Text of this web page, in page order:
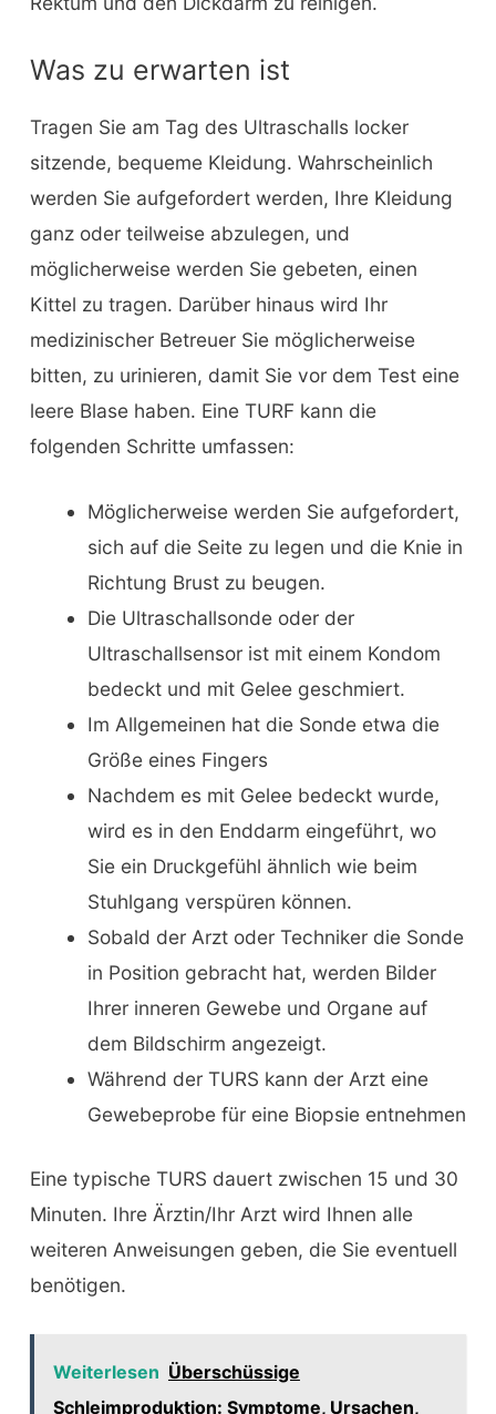
Was zu erwarten ist
Tragen Sie am Tag des Ultraschalls locker
sitzende, bequeme Kleidung. Wahrscheinlich
werden Sie aufgefordert werden, Ihre Kleidung
ganz oder teilweise abzulegen, und
möglicherweise werden Sie gebeten, einen
Kittel zu tragen. Darüber hinaus wird Ihr
medizinischer Betreuer Sie möglicherweise
bitten, zu urinieren, damit Sie vor dem Test eine
leere Blase haben. Eine TURF kann die
folgenden Schritte umfassen:
Möglicherweise werden Sie aufgefordert,
sich auf die Seite zu legen und die Knie in
Richtung Brust zu beugen.
Die Ultraschallsonde oder der
Ultraschallsensor ist mit einem Kondom
bedeckt und mit Gelee geschmiert.
Im Allgemeinen hat die Sonde etwa die
Größe eines Fingers
Nachdem es mit Gelee bedeckt wurde,
wird es in den Enddarm eingeführt, wo
Sie ein Druckgefühl ähnlich wie beim
Stuhlgang verspüren können.
Sobald der Arzt oder Techniker die Sonde
in Position gebracht hat, werden Bilder
Ihrer inneren Gewebe und Organe auf
dem Bildschirm angezeigt.
Während der TURS kann der Arzt eine
Gewebeprobe für eine Biopsie entnehmen
Eine typische TURS dauert zwischen 15 und 30
Minuten. Ihre Ärztin/Ihr Arzt wird Ihnen alle
weiteren Anweisungen geben, die Sie eventuell
benötigen.
Weiterlesen Überschüssige
Schleimproduktion: Symptome, Ursachen,